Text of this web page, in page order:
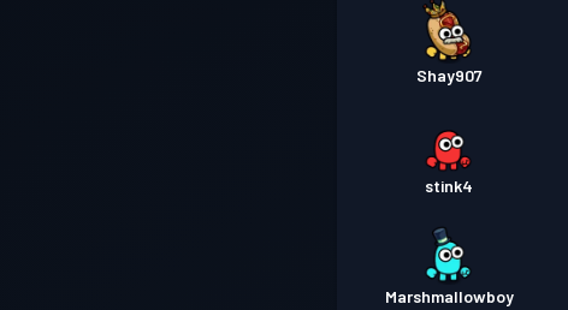
Shay907
stink4
Marshmallowboy